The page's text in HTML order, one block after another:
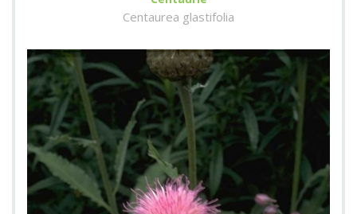
Centaurea glastifolia